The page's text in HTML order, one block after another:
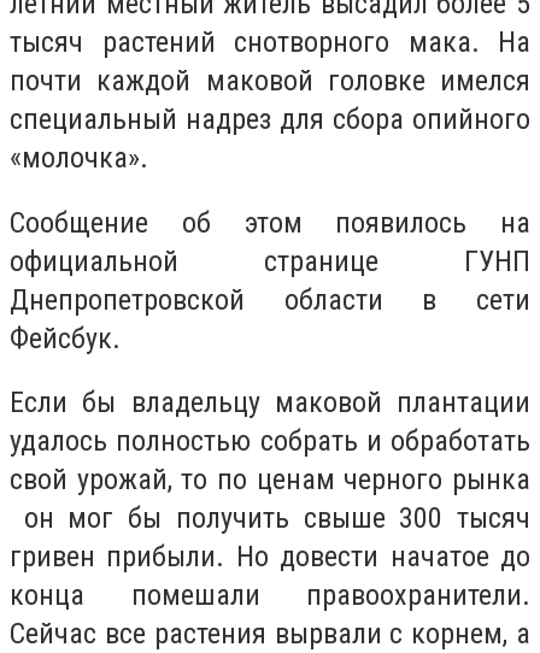
тысяч растений снотворного мака. На
почти каждой маковой головке имелся
специальный надрез для сбора опийного
«молочка».
Сообщение об этом появилось на
официальной странице ГУНП
Днепропетровской области в сети
Фейсбук.
Если бы владельцу маковой плантации
удалось полностью собрать и обработать
свой урожай, то по ценам черного рынка
он мог бы получить свыше 300 тысяч
гривен прибыли. Но довести начатое до
конца помешали правоохранители.
Сейчас все растения вырвали с корнем, а